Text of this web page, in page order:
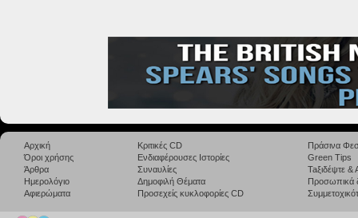
Αρχική
Όροι χρήσης
Άρθρα
Ημερολόγιο
Αφιερώματα
Κριτικές CD
Ενδιαφέρουσες Ιστορίες
Συναυλίες
Δημοφιλή Θέματα
Προσεχείς κυκλοφορίες CD
Πράσινα
Green Tips
Taξιδέψτε
Προσωπικά